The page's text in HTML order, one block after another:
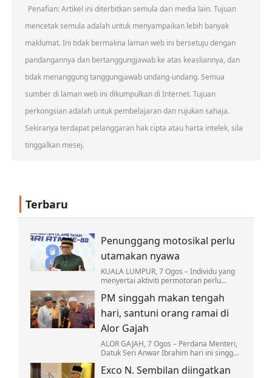
Penafian: Artikel ini diterbitkan semula dari media lain. Tujuan
mencetak semula adalah untuk menyampaikan lebih banyak
maklumat. Ini tidak bermakna laman web ini bersetuju dengan
pandangannya dan bertanggungjawab ke atas keasliannya, dan
tidak menanggung tanggungjawab undang-undang. Semua
sumber di laman web ini dikumpulkan di Internet. Tujuan
perkongsian adalah untuk pembelajaran dan rujukan sahaja.
Sekiranya terdapat pelanggaran hak cipta atau harta intelek, sila
tinggalkan mesej.
Terbaru
Penunggang motosikal perlu
utamakan nyawa
KUALA LUMPUR, 7 Ogos – Individu yang
menyertai aktiviti permotoran perlu
Nafs dengan memastikan hobi
berkenaan tidak…
PM singgah makan tengah
hari, santuni orang ramai di
Alor Gajah
ALOR GAJAH, 7 Ogos – Perdana Menteri,
Datuk Seri Anwar Ibrahim hari ini singgah
sini kira-kira 12.30 tengah hari.
Exco N. Sembilan diingatkan